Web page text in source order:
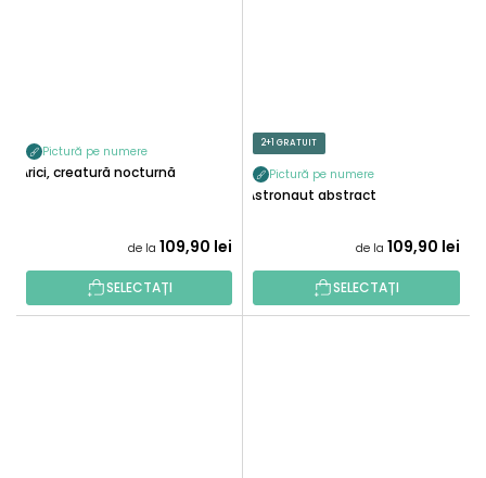
Pictură pe numere
Arici, creatură nocturnă
de la 109,90 lei
SELECTAȚI
2+1 GRATUIT
Pictură pe numere
Astronaut abstract
de la 109,90 lei
SELECTAȚI